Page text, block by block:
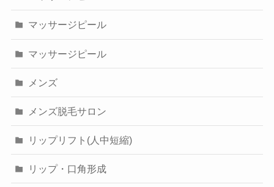
マッサージピール
マッサージピール
メンズ
メンズ脱毛サロン
リップリフト(人中短縮)
リップ・口角形成